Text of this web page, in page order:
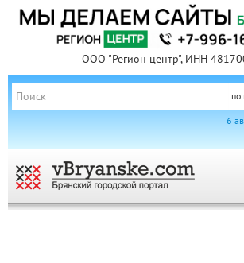
ООО "Регион центр", ИНН
по
6